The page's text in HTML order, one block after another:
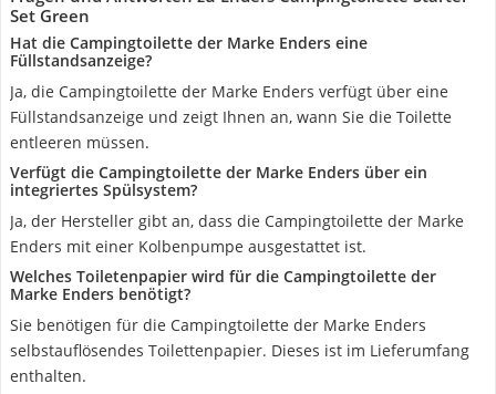
Set Green
Hat die Campingtoilette der Marke Enders eine
Füllstandsanzeige?
Ja, die Campingtoilette der Marke Enders verfügt über eine
Füllstandsanzeige und zeigt Ihnen an, wann Sie die Toilette
entleeren müssen.
Verfügt die Campingtoilette der Marke Enders über ein
integriertes Spülsystem?
Ja, der Hersteller gibt an, dass die Campingtoilette der Marke
Enders mit einer Kolbenpumpe ausgestattet ist.
Welches Toiletenpapier wird für die Campingtoilette der
Marke Enders benötigt?
Sie benötigen für die Campingtoilette der Marke Enders
selbstauflösendes Toilettenpapier. Dieses ist im Lieferumfang
enthalten.